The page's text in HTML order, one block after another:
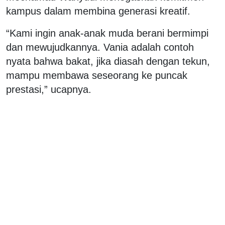
kampus dalam membina generasi kreatif.
“Kami ingin anak-anak muda berani bermimpi
dan mewujudkannya. Vania adalah contoh
nyata bahwa bakat, jika diasah dengan tekun,
mampu membawa seseorang ke puncak
prestasi,” ucapnya.